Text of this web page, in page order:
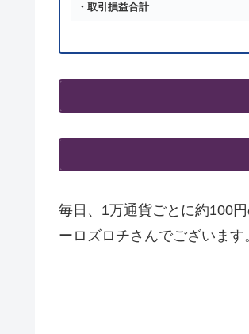
・取引損益合計
毎日、1万通貨ごとに約100
ーロズロチさんでございます